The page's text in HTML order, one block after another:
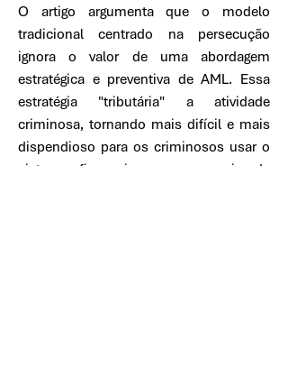
O artigo argumenta que o modelo
tradicional centrado na persecução
ignora o valor de uma abordagem
estratégica e preventiva de AML. Essa
estratégia "tributária" a atividade
criminosa, tornando mais difícil e mais
dispendioso para os criminosos usar o
sistema financeiro — por meio de